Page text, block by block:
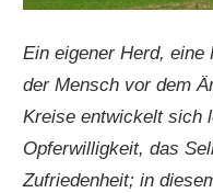
Ein eigener Herd,
der Mensch vor dem
Kreise entwickelt sich
Opferwilligkeit, das
Zufriedenheit; in